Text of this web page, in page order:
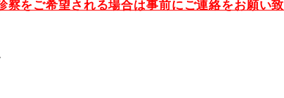
察をご希望される場合は事前にご連絡をお願い致